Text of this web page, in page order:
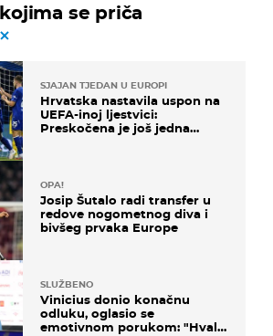
se priča
SJAJAN TJEDAN U EUROPI
Hrvatska nastavila uspon na
UEFA-inoj ljestvici:
Preskočena je još jedna
OPA!
Josip Šutalo radi transfer u
redove nogometnog diva i
bivšeg prvaka Europe
SLUŽBENO
Vinicius donio konačnu
odluku, oglasio se
emotivnom porukom: "Hvala